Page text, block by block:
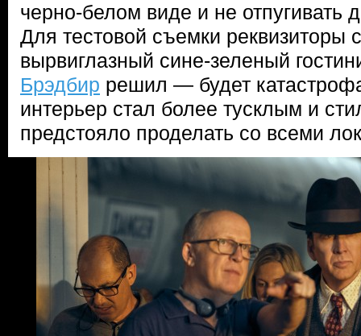
черно-белом виде и не отпугивать
Для тестовой съемки реквизиторы
вырвиглазный сине-зеленый
Брэдбир решил — будет
интерьер стал более тусклым и
предстояло проделать со всеми